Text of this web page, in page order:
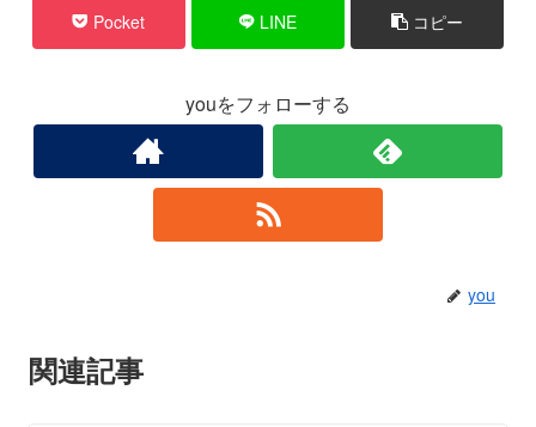
Pocket LINE コピー
youをフォローする
you
関連記事